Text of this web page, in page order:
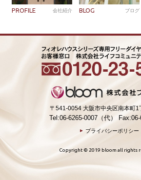
PROFILE 会社紹介 BLOG ブログ
〒541-0054 大阪市中央区南本町1
Tel:06-6265-0007（代）
プライバシーポリシー
Copyright © 2019 bloom all rights